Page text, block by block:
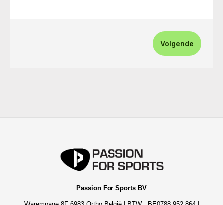
Volgende
Passion For Sports BV